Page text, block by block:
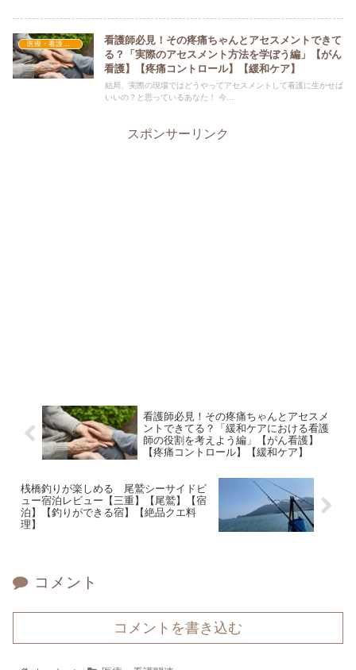
医療・看護関連
看護師必見！その疼痛ちゃんとアセスメントできて
る？「実際のアセスメント方法を学ぼう編」【がん
看護】【疼痛コントロール】【緩和ケア】
結局、実際の現場ではどうやってアセスメントして看護に生かせば
いいの？と思っているあなた！ 今...
スポンサーリンク
看護師必見！その疼痛ちゃんとアセスメ
ントできてる？「緩和ケアにおける看護
師の役割を考えよう編」【がん看護】
【疼痛コントロール】【緩和ケア】
桟橋釣りが楽しめる 尾鷲シーサイドビ
ュー宿泊レビュー【三重】【尾鷲】【宿
泊】【釣りができる宿】【絶品クエ料
理】
コメント
コメントを書き込む